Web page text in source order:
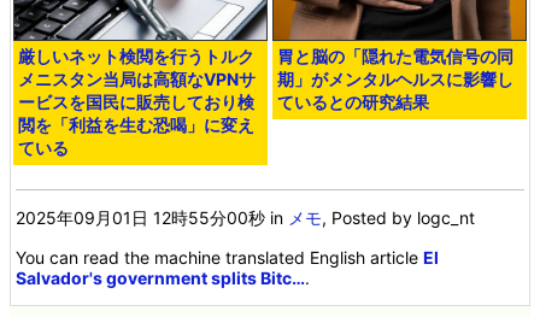
厳しいネット検閲を行うトルク
メニスタン当局は高額なVPNサ
ービスを国民に販売しており検
閲を「利益を生む恐喝」に変え
ている
胃と脳の「隠れた電気信号の同
期」がメンタルヘルスに影響し
ているとの研究結果
2025年09月01日 12時55分00秒 in メモ, Posted by logc_nt
You can read the machine translated English articleEl
Salvador's government splits Bitc….